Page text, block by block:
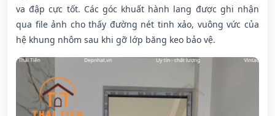
va đập cực tốt. Các góc khuất hành lang được ghi nhận
qua file ảnh cho thấy đường nét tinh xảo, vuông vức của
hệ khung nhôm sau khi gỡ lớp băng keo bảo vệ.